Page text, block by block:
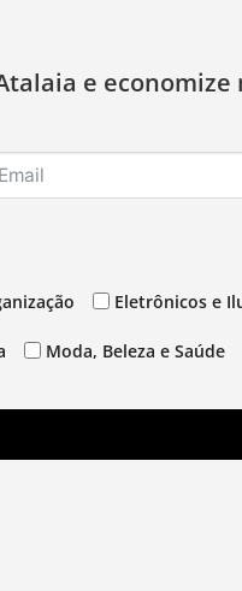
e economize
Eletrônicos e
Moda, Beleza e Saúde